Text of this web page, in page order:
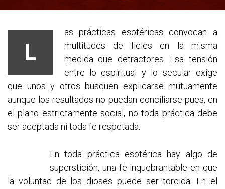
L
as prácticas esotéricas convocan a
multitudes de fieles en la misma
medida que detractores. Esa tensión
entre lo espiritual y lo secular exige
que unos y otros busquen explicarse mutuamente
aunque los resultados no puedan conciliarse pues, en
el plano estrictamente social, no toda práctica debe
ser aceptada ni toda fe respetada.
En toda práctica esotérica hay algo de
superstición, una fe inquebrantable en que
la voluntad de los dioses puede ser torcida. En el